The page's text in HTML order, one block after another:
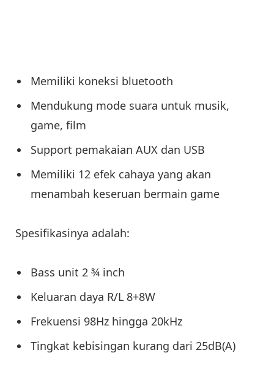
Memiliki koneksi bluetooth
Mendukung mode suara untuk musik,
game, film
Support pemakaian AUX dan USB
Memiliki 12 efek cahaya yang akan
menambah keseruan bermain game
Spesifikasinya adalah:
Bass unit 2 ¾ inch
Keluaran daya R/L 8+8W
Frekuensi 98Hz hingga 20kHz
Tingkat kebisingan kurang dari 25dB(A)